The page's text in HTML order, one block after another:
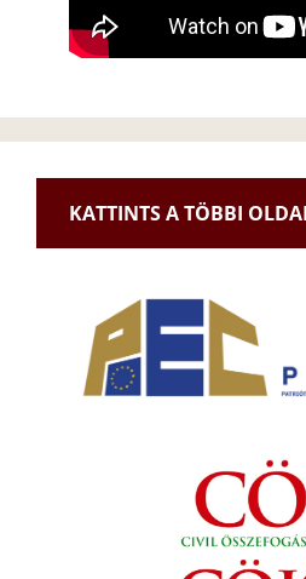
KATTINTS A TÖBBI